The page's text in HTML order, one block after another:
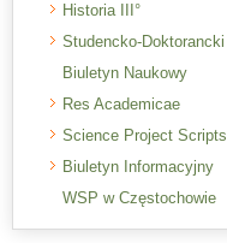
Historia III°
Studencko-Doktorancki
Biuletyn Naukowy
Res Academicae
Science Project Scripts
Biuletyn Informacyjny
WSP w Częstochowie